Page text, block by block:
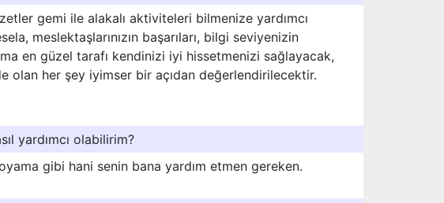
gemi ile alakalı aktiviteleri bilmenize yardımcı
meslektaşlarınızın başarıları, bilgi seviyenizin
en güzel tarafı kendinizi iyi hissetmenizi sağlayacak,
olan her şey iyimser bir açıdan değerlendirilecektir.
yardımcı olabilirim?
gibi hani senin bana yardım etmen gereken.